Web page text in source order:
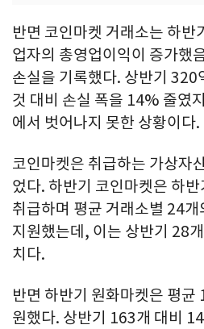
반면 코인마켓 거래소는 하반
업자의 총영업이익이 증가했
손실을 기록했다. 상반기 320
것 대비 손실 폭을 14% 줄였
에서 벗어나지 못한 상황이다.
코인마켓은 취급하는 가상자
었다. 하반기 코인마켓은 하
취급하며 평균 거래소별 24
지원했는데, 이는 상반기 28
치다.
반면 하반기 원화마켓은 평균
원했다. 상반기 163개 대비